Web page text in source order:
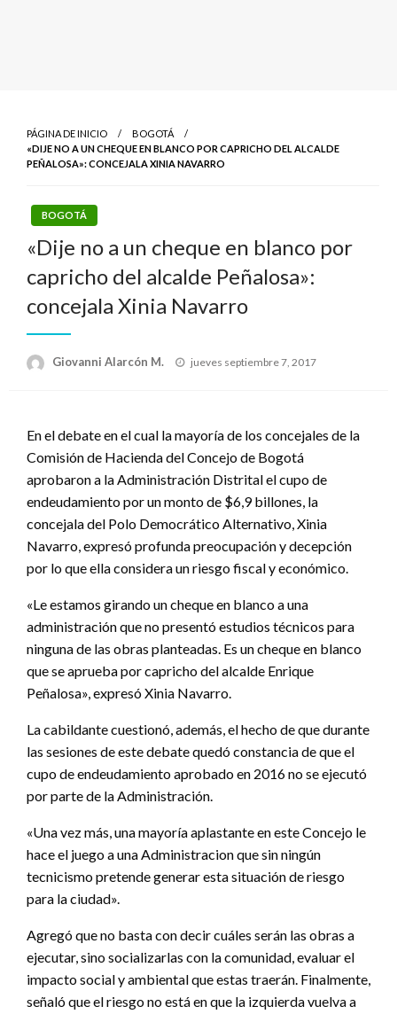
PÁGINA DE INICIO
BOGOTÁ
«DIJE NO A UN CHEQUE EN BLANCO POR CAPRICHO DEL ALCALDE
PEÑALOSA»: CONCEJALA XINIA NAVARRO
BOGOTÁ
«Dije no a un cheque en blanco por
capricho del alcalde Peñalosa»:
concejala Xinia Navarro
Giovanni Alarcón M.
Publicado
jueves septiembre 7, 2017
En el debate en el cual la mayoría de los concejales de la
Comisión de Hacienda del Concejo de Bogotá
aprobaron a la Administración Distrital el cupo de
endeudamiento por un monto de $6,9 billones, la
concejala del Polo Democrático Alternativo, Xinia
Navarro, expresó profunda preocupación y decepción
por lo que ella considera un riesgo fiscal y económico.
«Le estamos girando un cheque en blanco a una
administración que no presentó estudios técnicos para
ninguna de las obras planteadas. Es un cheque en blanco
que se aprueba por capricho del alcalde Enrique
Peñalosa», expresó Xinia Navarro.
La cabildante cuestionó, además, el hecho de que durante
las sesiones de este debate quedó constancia de que el
cupo de endeudamiento aprobado en 2016 no se ejecutó
por parte de la Administración.
«Una vez más, una mayoría aplastante en este Concejo le
hace el juego a una Administracion que sin ningún
tecnicismo pretende generar esta situación de riesgo
para la ciudad».
Agregó que no basta con decir cuáles serán las obras a
ejecutar, sino socializarlas con la comunidad, evaluar el
impacto social y ambiental que estas traerán. Finalmente,
señaló que el riesgo no está en que la izquierda vuelva a